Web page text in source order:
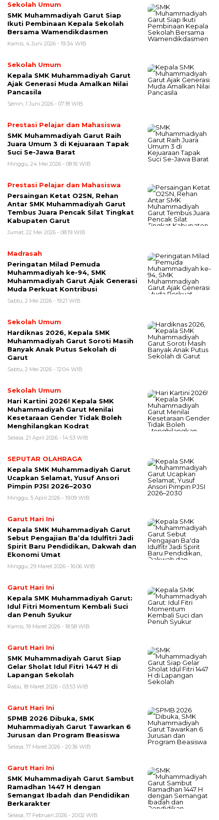
Sekolah Umum
SMK Muhammadiyah Garut Siap
Ikuti Pembinaan Kepala Sekolah
Bersama Wamendikdasmen
Kamis, 4 Juni 2026 - 19:34 WIB
Sekolah Umum
Kepala SMK Muhammadiyah Garut
Ajak Generasi Muda Amalkan Nilai
Pancasila
Senin, 1 Juni 2026 - 07:18 WIB
Prestasi Pelajar dan Mahasiswa
SMK Muhammadiyah Garut Raih
Juara Umum 3 di Kejuaraan Tapak
Suci Se-Jawa Barat
Minggu, 24 Mei 2026 - 08:16 WIB
Prestasi Pelajar dan Mahasiswa
Persaingan Ketat O2SN, Rehan
Antar SMK Muhammadiyah Garut
Tembus Juara Pencak Silat Tingkat
Kabupaten Garut
Jumat, 22 Mei 2026 - 08:19 WIB
Madrasah
Peringatan Milad Pemuda
Muhammadiyah ke-94, SMK
Muhammadiyah Garut Ajak Generasi
Muda Perkuat Kontribusi
Sabtu, 2 Mei 2026 - 19:21 WIB
Sekolah Umum
Hardiknas 2026, Kepala SMK
Muhammadiyah Garut Soroti Masih
Banyak Anak Putus Sekolah di
Garut
Sabtu, 2 Mei 2026 - 12:04 WIB
Sekolah Umum
Hari Kartini 2026! Kepala SMK
Muhammadiyah Garut Menilai
Kesetaraan Gender Tidak Boleh
Menghilangkan Kodrat
Selasa, 21 April 2026 - 14:53 WIB
SEPUTAR OLAHRAGA
Kepala SMK Muhammadiyah Garut
Ucapkan Selamat, Yusuf Ansori
Pimpin PJSI 2026–2030
Minggu, 5 April 2026 - 19:09 WIB
Garut Hari Ini
Kepala SMK Muhammadiyah Garut
Sebut Pengajian Ba’da Idulfitri Jadi
Spirit Baru Pendidikan, Dakwah dan
Ekonomi Umat
Minggu, 29 Maret 2026 - 16:06 WIB
Garut Hari Ini
Kepala SMK Muhammadiyah Garut:
Idul Fitri Momentum Kembali Suci
dan Penuh Syukur
Kamis, 19 Maret 2026 - 18:58 WIB
Garut Hari Ini
SMK Muhammadiyah Garut Siap
Gelar Sholat Idul Fitri 1447 H di
Lapangan Sekolah
Rabu, 18 Maret 2026 - 03:53 WIB
Garut Hari Ini
SPMB 2026 Dibuka, SMK
Muhammadiyah Garut Tawarkan 6
Jurusan dan Program Beasiswa
Selasa, 17 Maret 2026 - 20:36 WIB
Garut Hari Ini
SMK Muhammadiyah Garut Sambut
Ramadhan 1447 H dengan
Semangat Ibadah dan Pendidikan
Berkarakter
Selasa, 17 Februari 2026 - 20:02 WIB